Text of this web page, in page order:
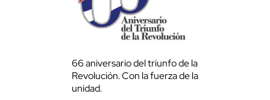
66 aniversario del triunfo de la
Revolución. Con la fuerza de la
unidad.